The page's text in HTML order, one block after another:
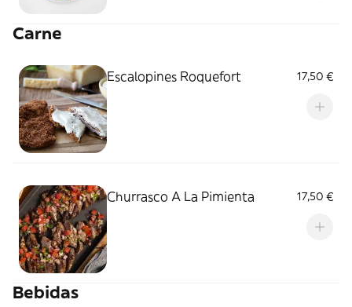
Carne
Escalopines Roquefort 17,50 €
Churrasco A La Pimienta 17,50 €
Bebidas